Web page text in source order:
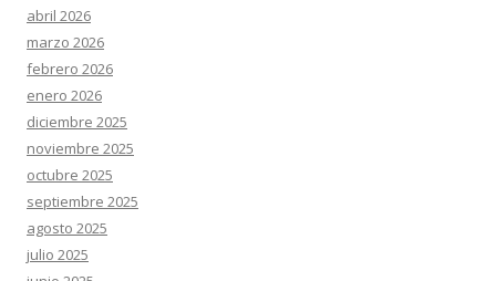
abril 2026
marzo 2026
febrero 2026
enero 2026
diciembre 2025
noviembre 2025
octubre 2025
septiembre 2025
agosto 2025
julio 2025